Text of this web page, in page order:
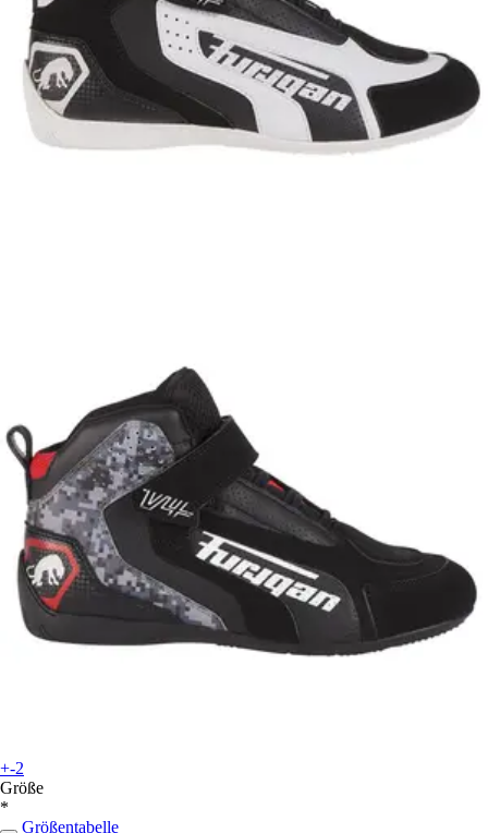
+-2
Größe
*
Größentabelle